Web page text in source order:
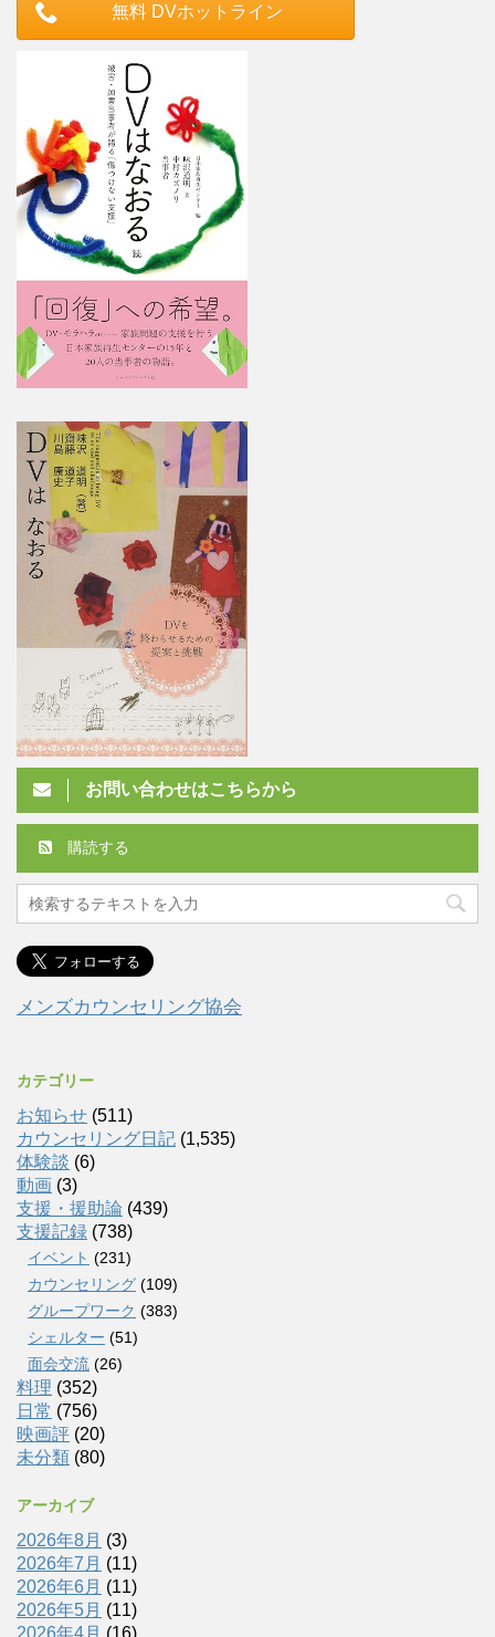
無料 DVホットライン
お問い合わせはこちらから
購読する
メンズカウンセリング協会
カテゴリー
お知らせ (511)
カウンセリング日記 (1,535)
体験談 (6)
動画 (3)
支援・援助論 (439)
支援記録 (738)
イベント (231)
カウンセリング (109)
グループワーク (383)
シェルター (51)
面会交流 (26)
料理 (352)
日常 (756)
映画評 (20)
未分類 (80)
アーカイブ
2026年8月 (3)
2026年7月 (11)
2026年6月 (11)
2026年5月 (11)